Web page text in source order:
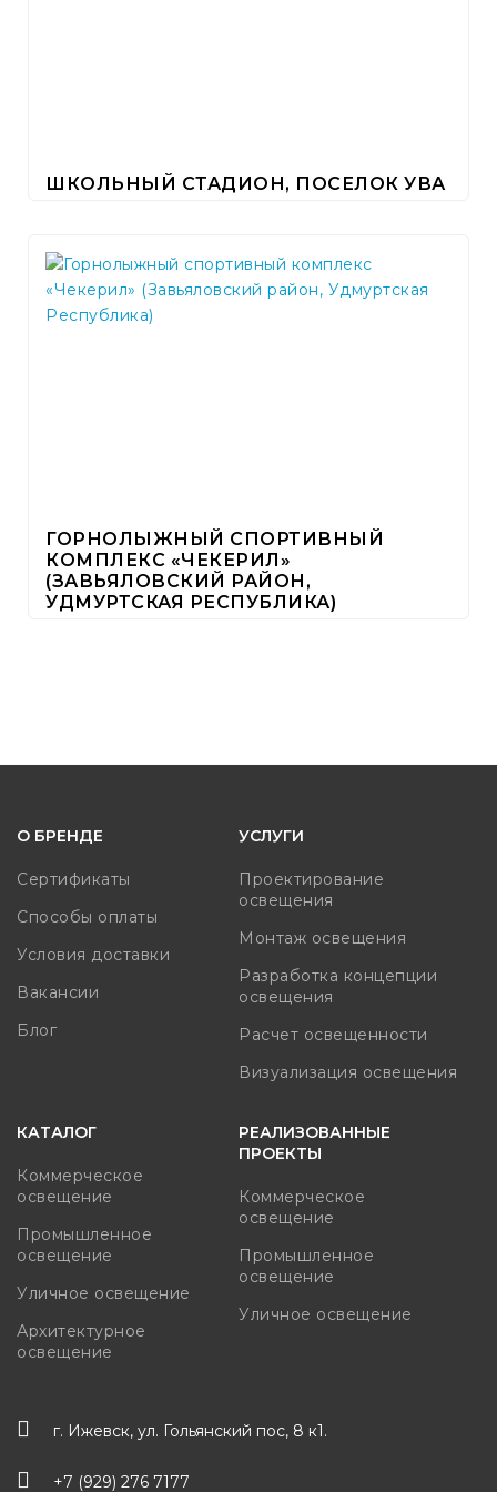
ШКОЛЬНЫЙ СТАДИОН, ПОСЕЛОК УВА
ГОРНОЛЫЖНЫЙ СПОРТИВНЫЙ
КОМПЛЕКС «ЧЕКЕРИЛ»
(ЗАВЬЯЛОВСКИЙ РАЙОН,
УДМУРТСКАЯ РЕСПУБЛИКА)
О БРЕНДЕ
Сертификаты
Способы оплаты
Условия доставки
Вакансии
Блог
УСЛУГИ
Проектирование
освещения
Монтаж освещения
Разработка концепции
освещения
Расчет освещенности
Визуализация освещения
КАТАЛОГ
Коммерческое
освещение
Промышленное
освещение
Уличное освещение
Архитектурное
освещение
РЕАЛИЗОВАННЫЕ
ПРОЕКТЫ
Коммерческое
освещение
Промышленное
освещение
Уличное освещение
г. Ижевск, ул. Гольянский пос, 8 к1.
+7 (929) 276 7177